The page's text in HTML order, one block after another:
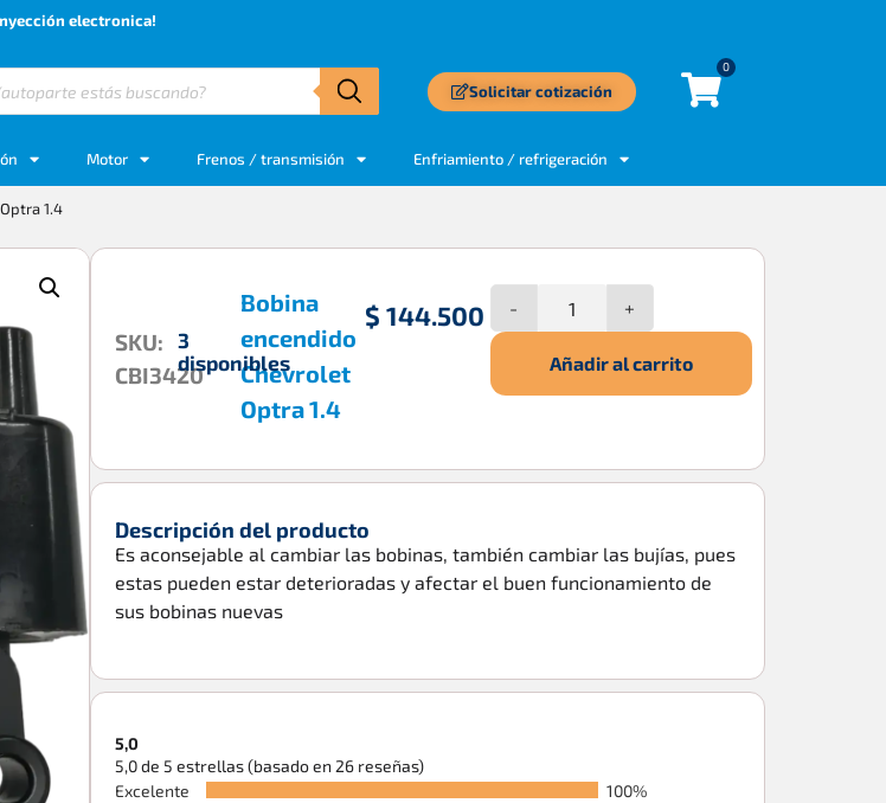
electronica!
Solicitar cotización
0
Motor Frenos / transmisión Enfriamiento / refrigeración
1.4
Bobina
encendido
Chevrolet
Optra 1.4
$ 144.500
SKU:
CBI3420
3
disponibles
- +
Añadir al carrito
Descripción del producto
Es aconsejable al cambiar las bobinas, también cambiar las bujías, pues
estas pueden estar deterioradas y afectar el buen funcionamiento de
sus bobinas nuevas
5,0
5,0 de 5 estrellas (basado en 26 reseñas)
Excelente
100%